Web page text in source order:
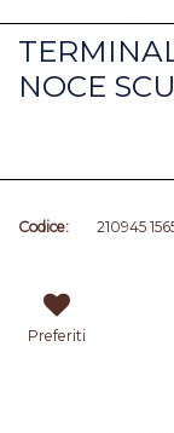
NOCE
Codice: 210945
Preferiti